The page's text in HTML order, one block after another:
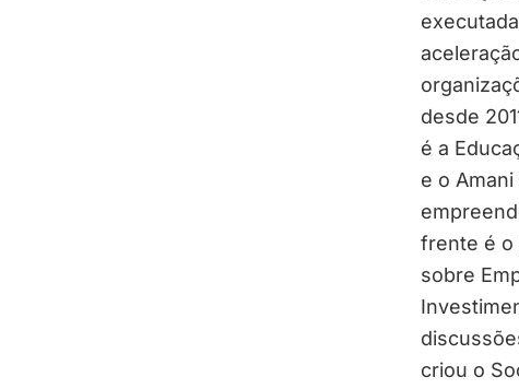
desde
é a
e o
frente é o
sobre
criou o